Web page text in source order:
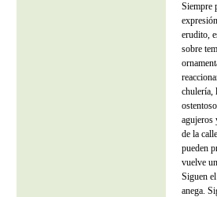
Siempre
erudito,
sobre
chulería,
agujeros
de la
pueden
vuelve
Siguen
anega.